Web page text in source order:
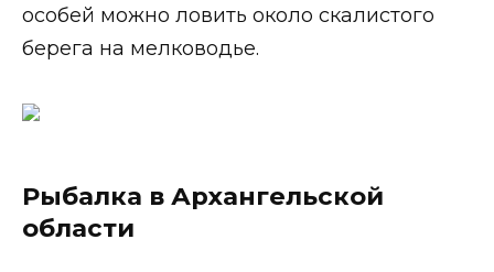
особей можно ловить около скалистого
берега на мелководье.
Рыбалка в Архангельской
области